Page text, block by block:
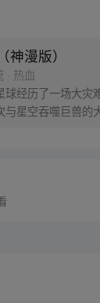
神漫版）
· 热血
球经历了一场大灾
与星空吞噬巨兽的